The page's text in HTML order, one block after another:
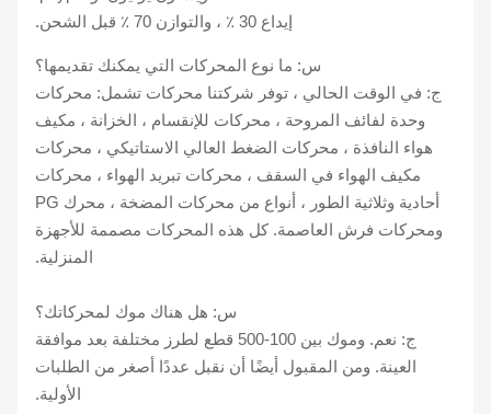
س: ما نوع المحركات التي يمكنك تقديمها؟
ج: في الوقت الحالي ، توفر شركتنا محركات تشمل: محركات
وحدة لفائف المروحة ، محركات للإنقسام ، الخزانة ، مكيف
هواء النافذة ، محركات الضغط العالي الاستاتيكي ، محركات
مكيف الهواء في السقف ، محركات تبريد الهواء ، محركات
أحادية وثلاثية الطور ، أنواع من محركات المضخة ، محرك PG
ومحركات فرش العاصمة. كل هذه المحركات مصممة للأجهزة
المنزلية.
س: هل هناك موك لمحركاتك؟
ج: نعم. وموك بين 100-500 قطع لطرز مختلفة بعد موافقة
العينة. ومن المقبول أيضًا أن نقبل عددًا أصغر من الطلبات
الأولية.